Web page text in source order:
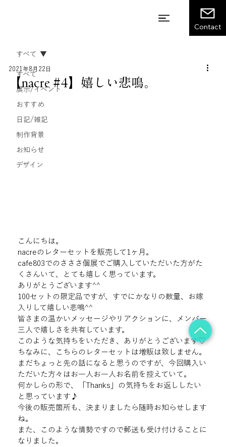
Contact
すべて
展示/イベント
おすすめ
日記/雑記
制作背景
お知らせ
デザイン
すべて
【nacre #4】嬉しい悲鳴。
2021年8月22日
こんにちは。
nacreのレターセットを販売して1ヶ月。
cafe803でのさささ個展でご購入していただいた方がた
くさんいて、とても嬉しく思っています。
ありがとうございます^^
100セットの限定品ですが、すでにかなりの数量、お嫁
入りして嬉しい悲鳴^^
皆さまの温かいメッセージやリアクションに、メンバー
三人で嬉しさを共有しています。
このような気持ちをいただき、ありがとうございます♡
ちなみに、こちらのレターセットは増販は致しません。
まだちょっと先の話になると思うのですが、今回購入い
ただいた方々はお一人お一人お名前を控えていて。
何かしらの形で、「Thanks」の気持ちをお返ししたい
と思っています♪
今後の販売箇所も、決まりましたら随時お知らせします
ね。
また、このような情勢ですので郵送も受け付けることに
なりました。